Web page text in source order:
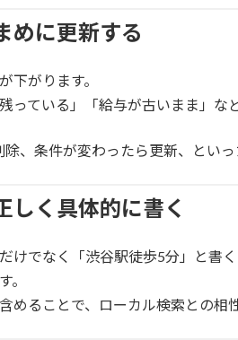
めに更新する
下がります。
っている」「給与が古いまま」な
、条件が変わったら更新、といっ
しく具体的に書く
だけでなく「渋谷駅徒歩5分」と書
。
めることで、ローカル検索との相